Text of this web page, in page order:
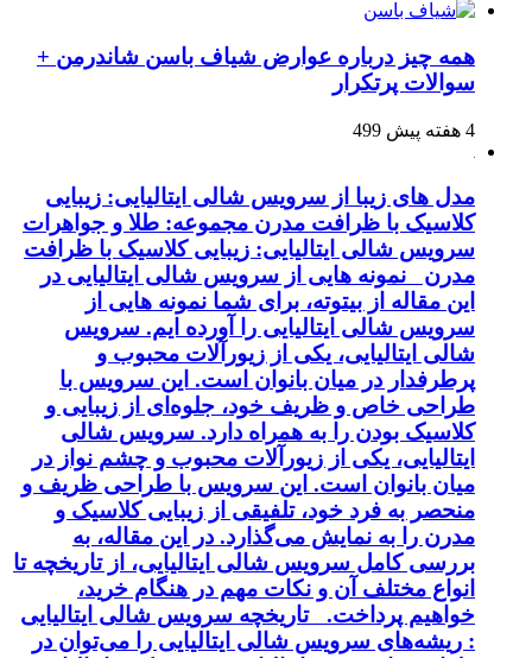
همه چیز درباره عوارض شیاف باسن شاندرمن +
سوالات پرتکرار
4 هفته پیش 499
مدل های زیبا از سرویس شالی ایتالیایی: زیبایی
کلاسیک با ظرافت مدرن مجموعه: طلا و جواهرات
سرویس شالی ایتالیایی: زیبایی کلاسیک با ظرافت
مدرن نمونه هایی از سرویس شالی ایتالیایی در
این مقاله از بیتوته، برای شما نمونه هایی از
سرویس شالی ایتالیایی را آورده ایم. سرویس
شالی ایتالیایی، یکی از زیورآلات محبوب و
پرطرفدار در میان بانوان است. این سرویس با
طراحی خاص و ظریف خود، جلوه‌ای از زیبایی و
کلاسیک بودن را به همراه دارد. سرویس شالی
ایتالیایی، یکی از زیورآلات محبوب و چشم نواز در
میان بانوان است. این سرویس با طراحی ظریف و
منحصر به فرد خود، تلفیقی از زیبایی کلاسیک و
مدرن را به نمایش می‌گذارد. در این مقاله، به
بررسی کامل سرویس شالی ایتالیایی، از تاریخچه تا
انواع مختلف آن و نکات مهم در هنگام خرید،
خواهیم پرداخت. تاریخچه سرویس شالی ایتالیایی
: ریشه‌های سرویس شالی ایتالیایی را می‌توان در